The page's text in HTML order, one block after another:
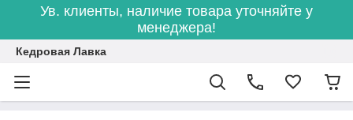
Ув. клиенты, наличие товара уточняйте у
менеджера!
Кедровая Лавка